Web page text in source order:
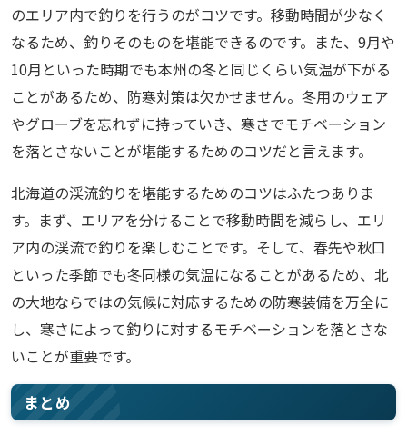
のエリア内で釣りを行うのがコツです。移動時間が少なく
なるため、釣りそのものを堪能できるのです。また、9月や
10月といった時期でも本州の冬と同じくらい気温が下がる
ことがあるため、防寒対策は欠かせません。冬用のウェア
やグローブを忘れずに持っていき、寒さでモチベーション
を落とさないことが堪能するためのコツだと言えます。
北海道の渓流釣りを堪能するためのコツはふたつありま
す。まず、エリアを分けることで移動時間を減らし、エリ
ア内の渓流で釣りを楽しむことです。そして、春先や秋口
といった季節でも冬同様の気温になることがあるため、北
の大地ならではの気候に対応するための防寒装備を万全に
し、寒さによって釣りに対するモチベーションを落とさな
いことが重要です。
まとめ